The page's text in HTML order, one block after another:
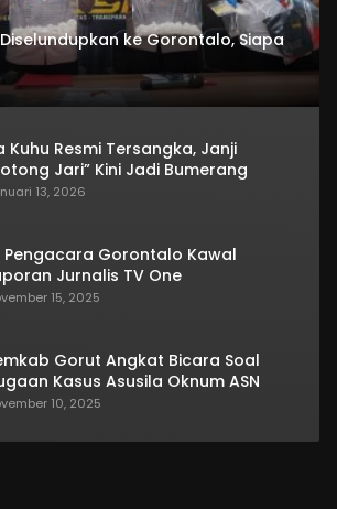
ke Gorontalo, Siapa
Kuhu Resmi Tersangka, Janji
Jari” Kini Jadi Bumerang
13, 2026
Pengacara Gorontalo Kawal
Jurnalis TV One
15, 2025
Gorut Angkat Bicara Soal
Kasus Asusila Oknum ASN
10, 2025